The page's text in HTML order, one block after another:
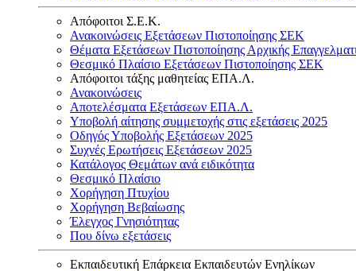
Απόφοιτοι Σ.Ε.Κ.
Ανακοινώσεις Εξετάσεων Πιστοποίησης ΣΕΚ
Θέματα Εξετάσεων Πιστοποίησης Αρχικής
Θεσμικό Πλαίσιο Εξετάσεων Πιστοποίησης ΣΕΚ
Απόφοιτοι τάξης μαθητείας ΕΠΑ.Λ.
Ανακοινώσεις
Αποτελέσματα Εξετάσεων ΕΠΑ.Λ.
Υποβολή αίτησης συμμετοχής στις εξετάσεις 2025
Οδηγός Υποβολής Εξετάσεων 2025
Συχνές Ερωτήσεις Εξετάσεων 2025
Κατάλογος Θεμάτων ανά ειδικότητα
Θεσμικό Πλαίσιο
Χορήγηση Πτυχίου
Χορήγηση Βεβαίωσης
Έλεγχος Γνησιότητας
Που δίνω εξετάσεις
Εκπαιδευτική Επάρκεια Εκπαιδευτών Ενηλίκων